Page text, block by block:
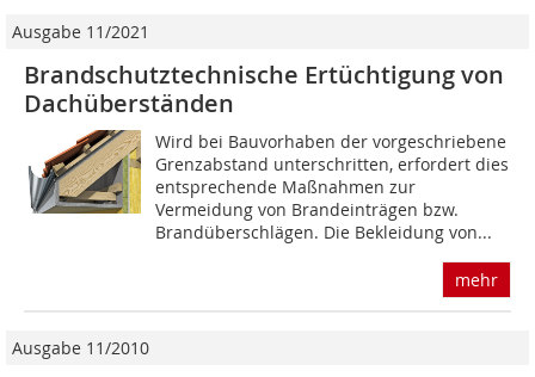
Ausgabe 11/2021
Brandschutztechnische Ertüchtigung von
Dachüberständen
Wird bei Bauvorhaben der vorgeschriebene
Grenzabstand unterschritten, erfordert dies
entsprechende Maßnahmen zur
Vermeidung von Brandeinträgen bzw.
Brandüberschlägen. Die Bekleidung von...
mehr
Ausgabe 11/2010